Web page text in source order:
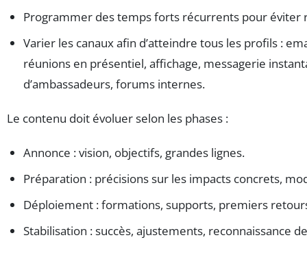
Programmer des temps forts récurrents pour éviter
Varier les canaux afin d’atteindre tous les profils :
réunions en présentiel, affichage, messagerie
d’ambassadeurs, forums internes.
Le contenu doit évoluer selon les phases :
Annonce : vision, objectifs, grandes lignes.
Préparation : précisions sur les impacts concrets,
Déploiement : formations, supports, premiers
Stabilisation : succès, ajustements, reconnaissance